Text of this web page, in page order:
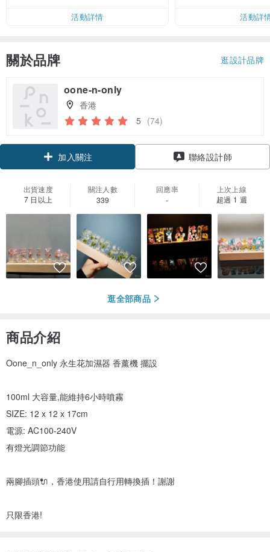
活動詳情
活動詳
關於品牌 逛設計品牌
oone-n-only
香港
5 (74)
加入關注 聯絡設計師
出貨速度
7 日以上
關注人數
339
回應率
-
上次上線
超過 1 週
逛全部商品
商品介紹
Oone_n_only 永生花加濕器 香薰機 擺設
100ml 大容量,能維持6小時噴霧
SIZE: 12 x 12 x 17cm
電源: AC100-240V
有燈光調節功能
兩腳插頭🔌，香港使用請自行用轉換插！謝謝
只限香港!